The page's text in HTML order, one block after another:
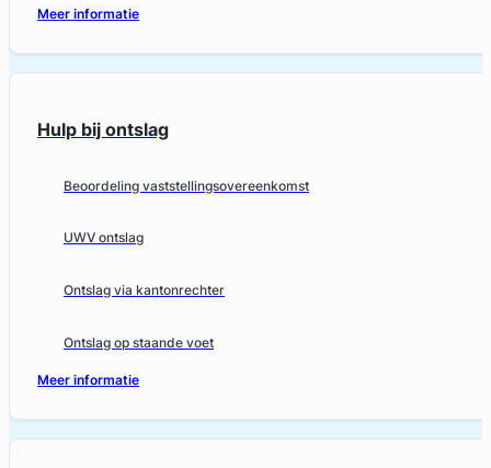
Meer informatie
Hulp bij ontslag
Beoordeling vaststellingsovereenkomst
UWV ontslag
Ontslag via kantonrechter
Ontslag op staande voet
Meer informatie